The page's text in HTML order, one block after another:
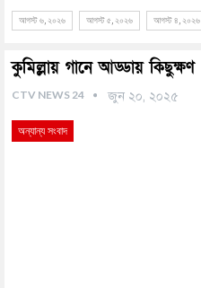
আগস্ট ৬, ২০২৬ আগস্ট ৫, ২০২৬ আগস্ট ৪, ২০২৬
কুমিল্লায় গানে আড্ডায় কিছুক্ষণ
CTV NEWS 24 জুন ২০, ২০২৫
অন্যান্য সংবাদ